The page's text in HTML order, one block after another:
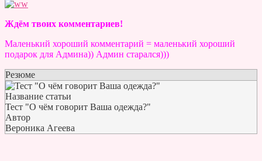
Ждём твоих комментариев!
Маленький хороший комментарий = маленький хороший
подарок для Админа)) Админ старался)))
Резюме
Название статьи
Тест "О чём говорит Ваша одежда?"
Автор
Вероника Агеева